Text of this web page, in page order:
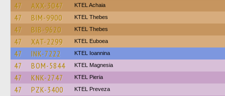
47 AXX-3047 KTEL Achaia
47 BIM-9900 KTEL Thebes
47 BIB-9620 KTEL Thebes
47 XAT-2299 ΚΤΕL Euboea
47 INK-7222 KTEL Ioannina
47 BOM-5844 ΚΤΕL Magnesia
47 KNK-2747 KTEL Pieria
47 PZK-3400 KTEL Preveza